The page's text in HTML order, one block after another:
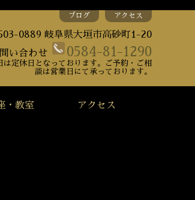
ブログ アクセス
0889 岐阜県大垣市高砂町1-20
い合わせ
0584-81-1290
定休日となっております。ご予約・ご相
談は営業日にて承っております。
・教室 アクセス